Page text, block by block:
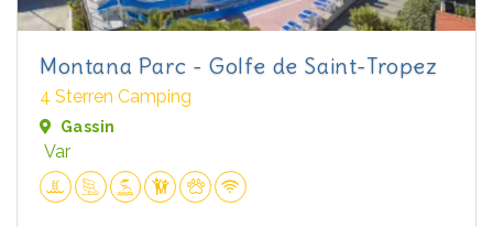
Montana Parc - Golfe de Saint-Tropez
4 Sterren Camping
Gassin
Var